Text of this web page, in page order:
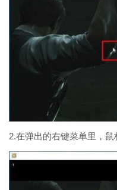
2.在弹出的右键菜单里，鼠